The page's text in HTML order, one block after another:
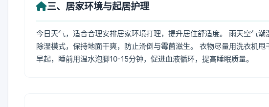
三、居家环境与起居护理
今日天气，适合合理安排居家环境打理，提升居住舒适度。 雨天空气
除湿模式，保持地面干爽，防止滑倒与霉菌滋生。 衣物尽量用洗衣机
早起，睡前用温水泡脚10-15分钟，促进血液循环，提高睡眠质量。